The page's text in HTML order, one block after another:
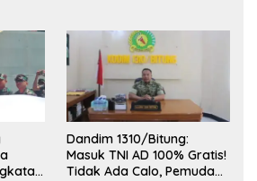
Kota Bitung
Dandim 1310/Bitung:
Masuk TNI AD 100% Gratis!
Tidak Ada Calo, Pemuda